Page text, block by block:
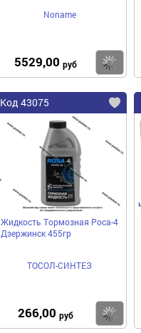
Купить
Noname
5529,00 руб
Купить
Код 43075
Жидкость Тормозная Роса-4
Дзержинск 455гр
ТОСОЛ-СИНТЕЗ
266,00 руб